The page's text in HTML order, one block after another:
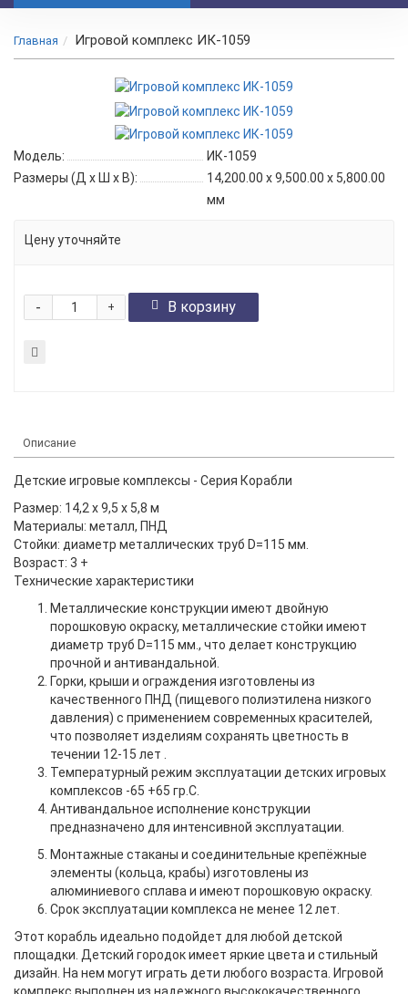
Главная Игровой комплекс ИК-1059
Модель:
ИК-1059
Размеры (Д x Ш x В):
14,200.00 x 9,500.00 x 5,800.00
мм
Цену уточняйте
+
- В корзину
Описание
Детские игровые комплексы - Серия Корабли
Размер: 14,2 х 9,5 х 5,8 м
Материалы: металл, ПНД
Стойки: диаметр металлических труб D=115 мм.
Возраст: 3 +
Технические характеристики
Металлические конструкции имеют двойную
порошковую окраску, металлические стойки имеют
диаметр труб D=115 мм., что делает конструкцию
прочной и антивандальной.
Горки, крыши и ограждения изготовлены из
качественного ПНД (пищевого полиэтилена низкого
давления) с применением современных красителей,
что позволяет изделиям сохранять цветность в
течении 12-15 лет .
Температурный режим эксплуатации детских игровых
комплексов -65 +65 гр.С.
Антивандальное исполнение конструкции
предназначено для интенсивной эксплуатации.
Монтажные стаканы и соединительные крепёжные
элементы (кольца, крабы) изготовлены из
алюминиевого сплава и имеют порошковую окраску.
Срок эксплуатации комплекса не менее 12 лет.
Этот корабль идеально подойдет для любой детской
площадки. Детский городок имеет яркие цвета и стильный
дизайн. На нем могут играть дети любого возраста. Игровой
комплекс выполнен из надежного высококачественного